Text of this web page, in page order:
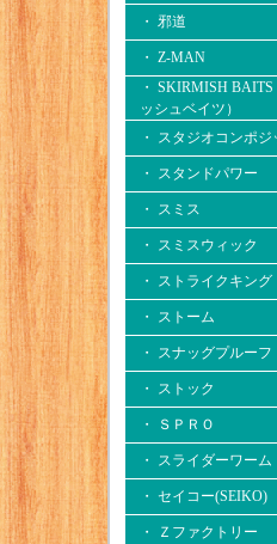
・ 邪道
・ Z-MAN
・ SKIRMISH BAITS
ッシュベイツ）
・ スタジオコンポジ
・ スタンドパワー
・ スミス
・ スミスウィック
・ ストライクキング
・ ストーム
・ スナッグプルーフ
・ ストック
・ ＳＰＲＯ
・ スライダーワーム
・ セイコー(SEIKO)
・ Ｚファクトリー